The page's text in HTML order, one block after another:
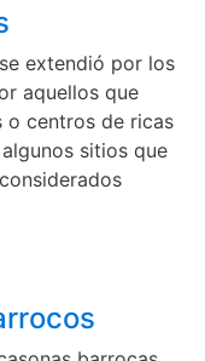
extendió por los
aquellos que
o centros de ricas
sitios que